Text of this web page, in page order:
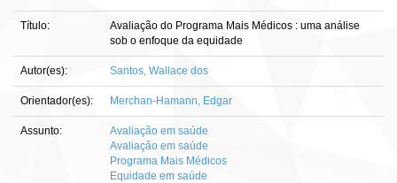
Título:
Avaliação do Programa Mais Médicos : uma análise
sob o enfoque da equidade
Autor(es): Santos, Wallace dos
Orientador(es): Merchan-Hamann, Edgar
Assunto:
Avaliação em saúde
Avaliação em saúde
Programa Mais Médicos
Equidade em saúde